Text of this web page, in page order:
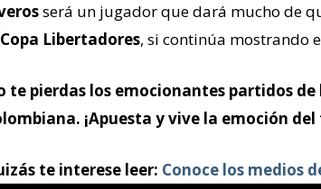
será un jugador que dará mucho de
Copa Libertadores, si continúa mostrando
te pierdas los emocionantes partidos
¡Apuesta y vive la emoción
te interese leer: Conoce los medios